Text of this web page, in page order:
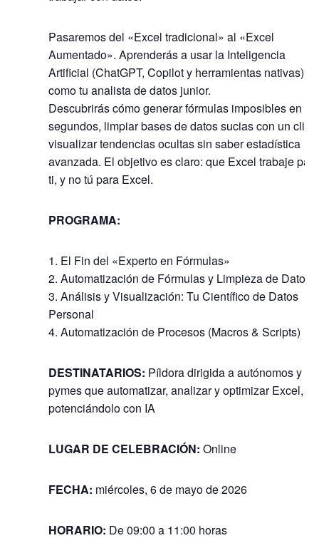
Pasaremos del «Excel tradicional» al «Excel
Aumentado». Aprenderás a usar la Inteligencia
Artificial (ChatGPT, Copilot y herramientas nativas)
como tu analista de datos junior.
Descubrirás cómo generar fórmulas imposibles en
segundos, limpiar bases de datos sucias con un clic y
visualizar tendencias ocultas sin saber estadística
avanzada. El objetivo es claro: que Excel trabaje
ti, y no tú para Excel.
PROGRAMA:
1. El Fin del «Experto en Fórmulas»
2. Automatización de Fórmulas y Limpieza de Datos
3. Análisis y Visualización: Tu Científico de Datos
Personal
4. Automatización de Procesos (Macros & Scripts)
DESTINATARIOS: Píldora dirigida a autónomos y
pymes que automatizar, analizar y optimizar Excel,
potenciándolo con IA
LUGAR DE CELEBRACIÓN:Online
FECHA: miércoles, 6 de mayo de 2026
HORARIO: De 09:00 a 11:00 horas